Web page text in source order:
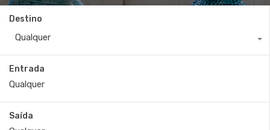
Destino
Qualquer
Entrada
Saída